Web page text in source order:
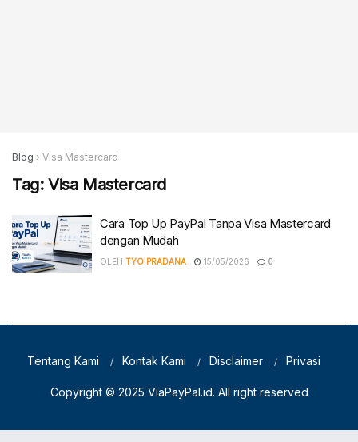
Blog › Visa Mastercard
Tag: Visa Mastercard
Cara Top Up PayPal Tanpa Visa Mastercard
dengan Mudah
OLEH TYO PRADANA 15/05/2026 0
Tentang Kami Kontak Kami Disclaimer Privasi
Copyright © 2025 ViaPayPal.id. All right reserved